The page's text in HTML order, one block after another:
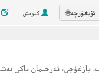
ئۇيغۇرچە🌐 كىرىش